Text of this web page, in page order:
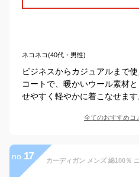
ネコネコ(40代・男性)
ビジネスからカジュアルまで
コートで、暖かいウール素材
せやすく軽やかに着こなせます
全てのおすすめコ
no. 17